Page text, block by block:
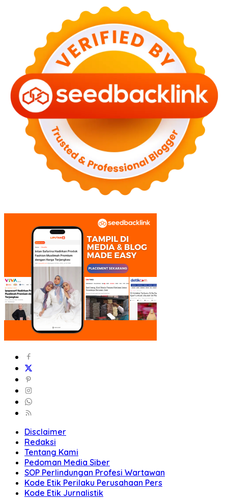
Disclaimer
Redaksi
Tentang Kami
Pedoman Media Siber
SOP Perlindungan Profesi Wartawan
Kode Etik Perilaku Perusahaan Pers
Kode Etik Jurnalistik